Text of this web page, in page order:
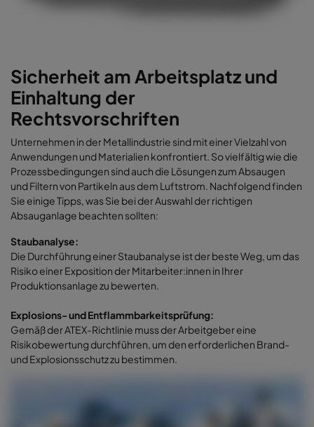
Sicherheit am Arbeitsplatz und
Einhaltung der
Rechtsvorschriften
Unternehmen in der Metallindustrie sind mit einer Vielzahl von
Anwendungen und Materialien konfrontiert. So vielfältig wie die
Prozessbedingungen sind auch die Lösungen zum Absaugen
und Filtern von Partikeln aus dem Luftstrom. Nachfolgend finden
Sie einige Tipps, was Sie bei der Auswahl der richtigen
Absauganlage beachten sollten:
Staubanalyse:
Die Durchführung einer Staubanalyse ist der beste Weg, um das
Risiko einer Exposition der Mitarbeiter:innen in Ihrer
Produktionsanlage zu bewerten.
Explosions- und Entflammbarkeitsprüfung:
Gemäß der ATEX-Richtlinie muss der Arbeitgeber eine
Risikobewertung durchführen, um den erforderlichen Brand-
und Explosionsschutz zu bestimmen.